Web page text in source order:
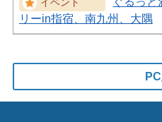
リーin指宿、南九州、大隅